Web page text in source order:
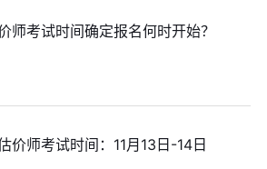
师考试时间确定报名何时开始？
价师考试时间：11月13日-14日